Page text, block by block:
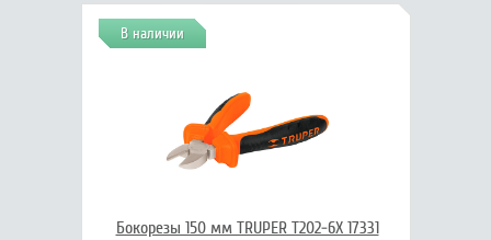
В наличии
Бокорезы 150 мм TRUPER T202-6X 17331